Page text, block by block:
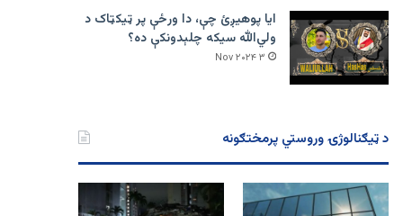
ایا پوهیږئ چې، دا ورځې پر ټيکټاک د
ولي‌الله سیکه چلېدونکې ده؟
۳ Nov ۲۰۲۴
د ټیګنالوژۍ وروستي پرمختګونه